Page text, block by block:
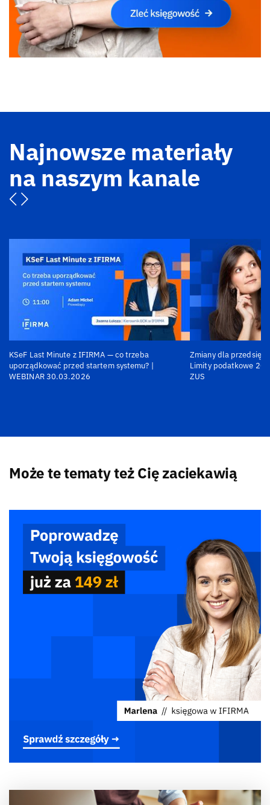
Najnowsze materiały
na naszym kanale
KSeF Last Minute z IFIRMA — co trzeba
uporządkować przed startem systemu? |
WEBINAR 30.03.2026
Zmiany dla
Limity podatkowe
ZUS
Może te tematy też Cię zaciekawią